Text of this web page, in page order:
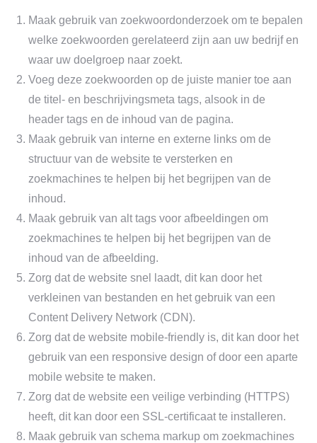
Maak gebruik van zoekwoordonderzoek om te bepalen
welke zoekwoorden gerelateerd zijn aan uw bedrijf en
waar uw doelgroep naar zoekt.
Voeg deze zoekwoorden op de juiste manier toe aan
de titel- en beschrijvingsmeta tags, alsook in de
header tags en de inhoud van de pagina.
Maak gebruik van interne en externe links om de
structuur van de website te versterken en
zoekmachines te helpen bij het begrijpen van de
inhoud.
Maak gebruik van alt tags voor afbeeldingen om
zoekmachines te helpen bij het begrijpen van de
inhoud van de afbeelding.
Zorg dat de website snel laadt, dit kan door het
verkleinen van bestanden en het gebruik van een
Content Delivery Network (CDN).
Zorg dat de website mobile-friendly is, dit kan door het
gebruik van een responsive design of door een aparte
mobile website te maken.
Zorg dat de website een veilige verbinding (HTTPS)
heeft, dit kan door een SSL-certificaat te installeren.
Maak gebruik van schema markup om zoekmachines